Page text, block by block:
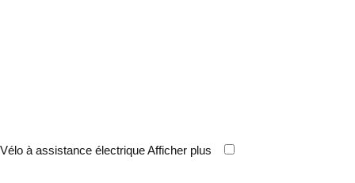
Vélo à assistance électriqueAfficher plus